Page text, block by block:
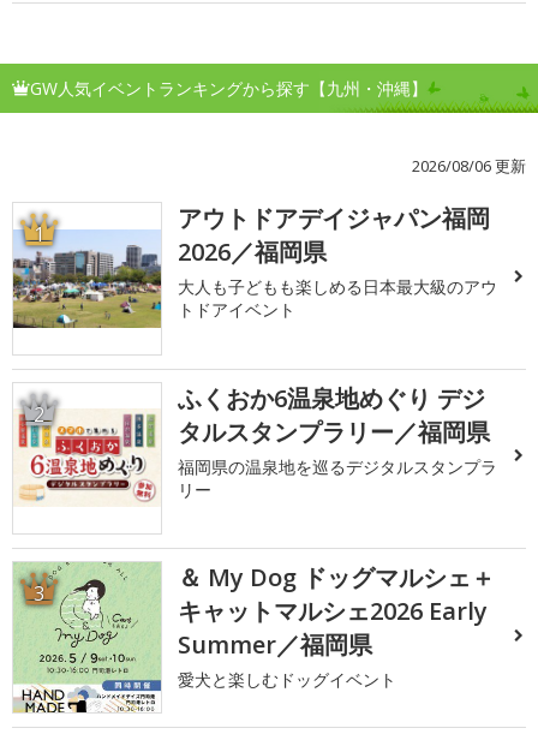
GW人気イベントランキングから探す【九州・沖縄】
2026/08/06 更新
1
アウトドアデイジャパン福岡
2026／福岡県
大人も子どもも楽しめる日本最大級のアウ
トドアイベント
2
ふくおか6温泉地めぐり デジ
タルスタンプラリー／福岡県
福岡県の温泉地を巡るデジタルスタンプラ
リー
3
＆ My Dog ドッグマルシェ＋
キャットマルシェ2026 Early
Summer／福岡県
愛犬と楽しむドッグイベント